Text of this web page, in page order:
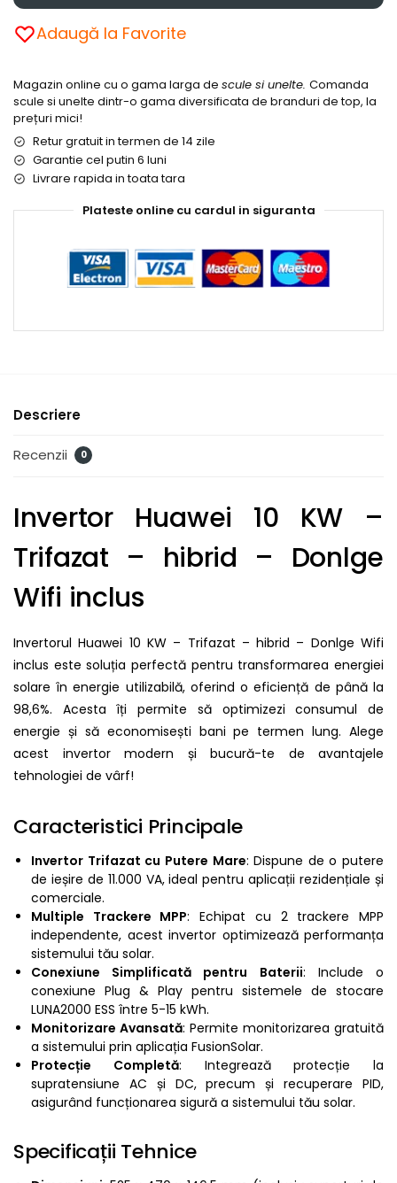
Adaugă la Favorite
Magazin online cu o gama larga de scule si unelte. Comanda
scule si unelte dintr-o gama diversificata de branduri de top, la
prețuri mici!
Retur gratuit in termen de 14 zile
Garantie cel putin 6 luni
Livrare rapida in toata tara
Plateste online cu cardul in siguranta
Descriere
Recenzii 0
Invertor Huawei 10 KW –
Trifazat – hibrid – Donlge
Wifi inclus
Invertorul Huawei 10 KW – Trifazat – hibrid – Donlge Wifi
inclus este soluția perfectă pentru transformarea energiei
solare în energie utilizabilă, oferind o eficiență de până la
98,6%. Acesta îți permite să optimizezi consumul de
energie și să economisești bani pe termen lung. Alege
acest invertor modern și bucură-te de avantajele
tehnologiei de vârf!
Caracteristici Principale
Invertor Trifazat cu Putere Mare: Dispune de o putere
de ieșire de 11.000 VA, ideal pentru aplicații rezidențiale și
comerciale.
Multiple Trackere MPP: Echipat cu 2 trackere MPP
independente, acest invertor optimizează performanța
sistemului tău solar.
Conexiune Simplificată pentru Baterii: Include o
conexiune Plug & Play pentru sistemele de stocare
LUNA2000 ESS între 5-15 kWh.
Monitorizare Avansată: Permite monitorizarea gratuită
a sistemului prin aplicația FusionSolar.
Protecție Completă: Integrează protecție la
supratensiune AC și DC, precum și recuperare PID,
asigurând funcționarea sigură a sistemului tău solar.
Specificații Tehnice